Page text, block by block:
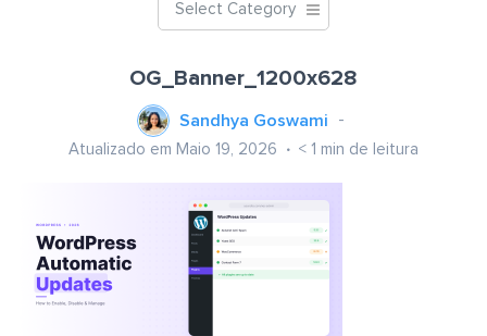
Select Category
OG_Banner_1200x628
Sandhya Goswami
Atualizado em Maio 19, 2026 < 1 min de leitura